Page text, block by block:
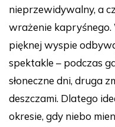
nieprzewidywalny, a
wrażenie
pięknej wyspie
spektakle – podczas
słoneczne dni, druga
deszczami. Dlatego
okresie, gdy niebo